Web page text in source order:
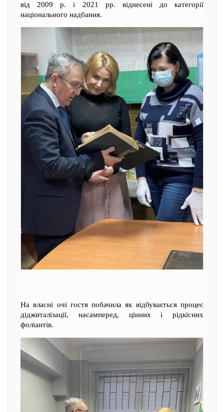
від 2009 р. і 2021 рр. віднесені до категорії
національного надбання.
На власні очі гостя побачила як відбувається процес
діджиталізації, насамперед, цінних і рідкісних
фоліантів.